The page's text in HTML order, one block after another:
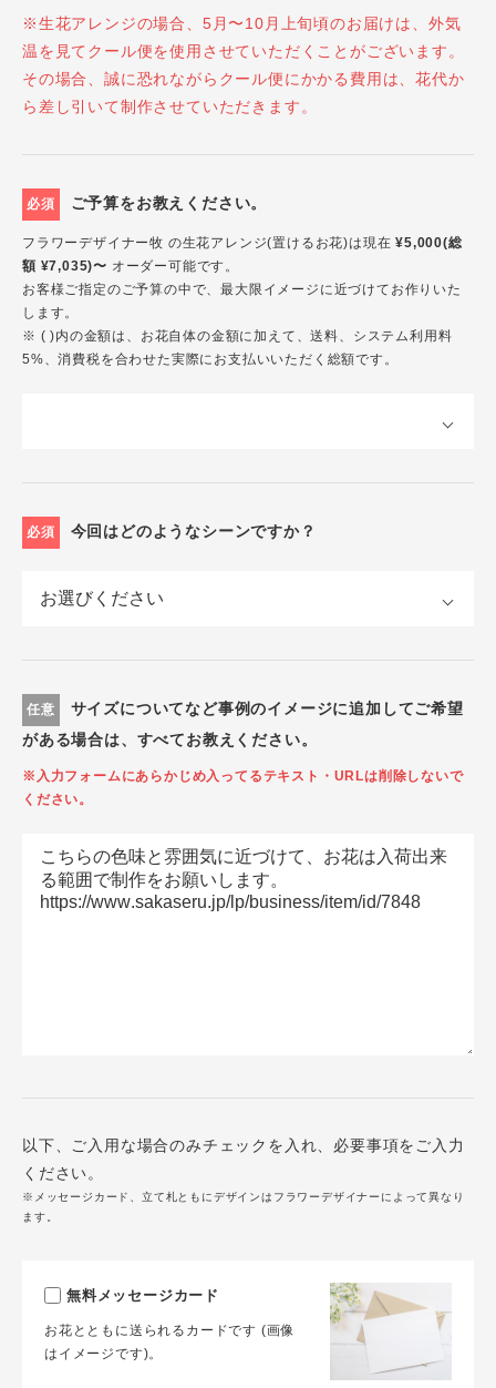
※生花アレンジの場合、5月〜10月上旬頃のお届けは、外気
温を見てクール便を使用させていただくことがございます。
その場合、誠に恐れながらクール便にかかる費用は、花代か
ら差し引いて制作させていただきます。
必須 ご予算をお教えください。
フラワーデザイナー牧 の生花アレンジ(置けるお花)は現在¥5,000(総
額 ¥7,035)〜 オーダー可能です。
お客様ご指定のご予算の中で、最大限イメージに近づけてお作りいた
します。
※ ( )内の金額は、お花自体の金額に加えて、送料、システム利用料
5%、消費税を合わせた実際にお支払いいただく総額です。
必須 今回はどのようなシーンですか？
任意
サイズについてなど事例のイメージに追加してご希望
がある場合は、すべてお教えください。
※入力フォームにあらかじめ入ってるテキスト・URLは削除しないで
ください。
以下、ご入用な場合のみチェックを入れ、必要事項をご入力
ください。
※メッセージカード、立て札ともにデザインはフラワーデザイナーによって異なり
ます。
無料メッセージカード
お花とともに送られるカードです (画像
はイメージです)。